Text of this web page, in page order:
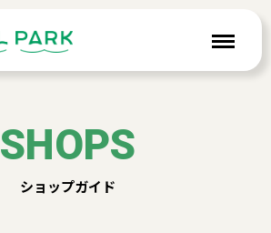
SHOPS
ショップガイド